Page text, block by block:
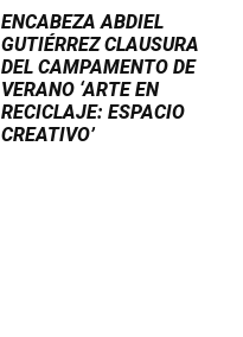
ENCABEZA ABDIEL
GUTIÉRREZ CLAUSURA
DEL CAMPAMENTO DE
VERANO ‘ARTE EN
RECICLAJE: ESPACIO
CREATIVO’